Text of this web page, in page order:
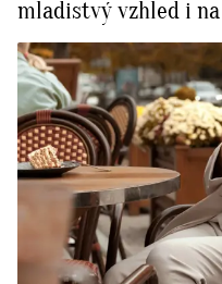
mladistvý vzhled i